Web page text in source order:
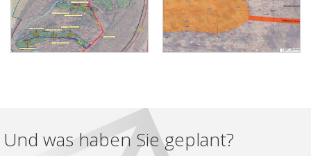
Und was haben Sie geplant?